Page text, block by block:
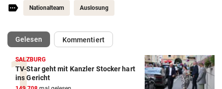
Nationalteam Auslosung
Gelesen(ausgewählt)Kommentiert
SALZBURG
TV-Star geht mit Kanzler Stocker hart
ins Gericht
Action-Cam Vergleich